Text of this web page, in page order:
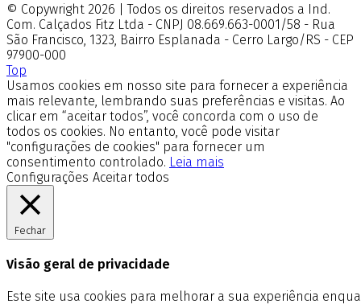
© Copywright 2026 | Todos os direitos reservados a Ind.
Com. Calçados Fitz Ltda - CNPJ 08.669.663-0001/58 - Rua
São Francisco, 1323, Bairro Esplanada - Cerro Largo/RS - CEP
97900-000
Top
Usamos cookies em nosso site para fornecer a experiência
mais relevante, lembrando suas preferências e visitas. Ao
clicar em “aceitar todos”, você concorda com o uso de
todos os cookies. No entanto, você pode visitar
"configurações de cookies" para fornecer um
consentimento controlado. Leia mais
Configurações Aceitar todos
Fechar
Visão geral de privacidade
Este site usa cookies para melhorar a sua experiência